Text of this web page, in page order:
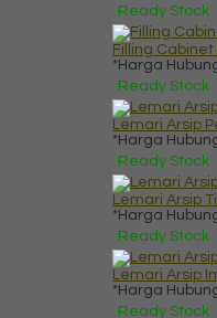
Ready Stock
Filling Cabinet
*Harga
Ready Stock
Lemari Arsip
*Harga
Ready Stock
Lemari Arsip
*Harga
Ready Stock
Lemari Arsip
*Harga
Ready Stock